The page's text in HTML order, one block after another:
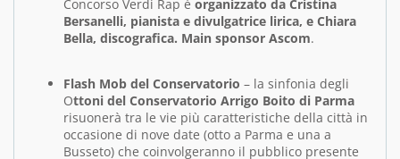
Concorso Verdi Rap è organizzato da Cristina
Bersanelli, pianista e divulgatrice lirica, e Chiara
Bella, discografica. Main sponsor Ascom.
Flash Mob del Conservatorio – la sinfonia degli
Ottoni del Conservatorio Arrigo Boito di Parma
risuonerà tra le vie più caratteristiche della città in
occasione di nove date (otto a Parma e una a
Busseto) che coinvolgeranno il pubblico presente